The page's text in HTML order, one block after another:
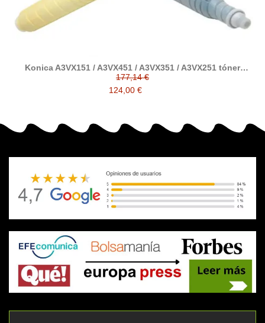
Konica A3VX151 / A3VX451 / A3VX351 / A3VX251 tóner
compatible TN620
177,14 €
124,00 €